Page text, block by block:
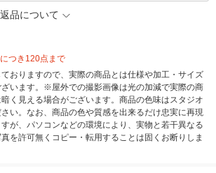
品について
つき120点まで
おりますので、実際の商品とは仕様や加工・サイズ
います。※屋外での撮影画像は光の加減で実際の商
く見える場合がございます。商品の色味はスタジオ
い。なお、商品の色や質感を出来るだけ忠実に再現
が、パソコンなどの環境により、実物と若干異なる
を許可無くコピー・転用することは固くお断りしま